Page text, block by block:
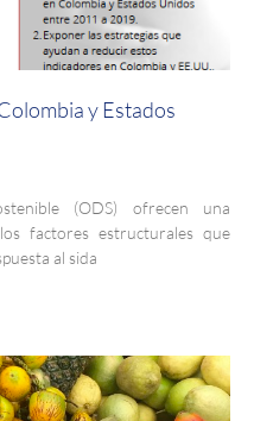
y Estados
(ODS) ofrecen una
factores estructurales que
al sida